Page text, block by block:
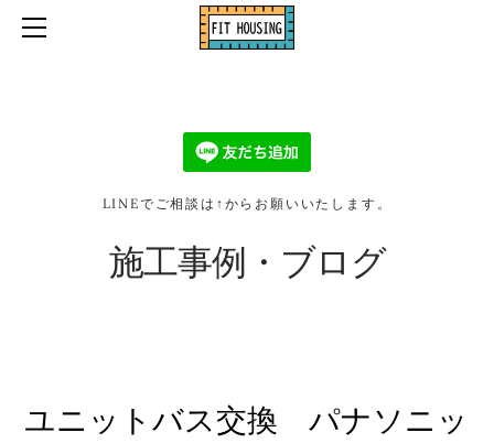
LINEでご相談は↑からお願いいたします。
施工事例・ブログ
ユニットバス交換 パナソニッ
ホーム
施工事例・ブログ
会社情報
2026リフォーム補助金